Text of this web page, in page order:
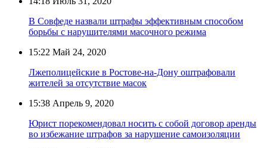
В Совфеде назвали штрафы эффективным способом
борьбы с нарушителями масочного режима
15:22 Май 24, 2020
Лжеполицейские в Ростове-на-Дону оштрафовали
жителей за отсутствие масок
15:38 Апрель 9, 2020
Юрист порекомендовал носить с собой договор аренды
во избежание штрафов за нарушение самоизоляции